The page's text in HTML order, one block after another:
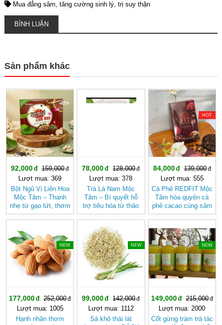
Mua đẳng sâm tăng cường sinh lý trị suy thận
BÌNH LUẬN
Sản phẩm khác
-42%
92,000
159,000
Lượt mua: 369
Bột Ngũ Vị Liên Hoa
Mộc Tâm – Thanh
nhẹ từ gạo lứt, thơm
bùi vị hạt sen
-39%
78,000
128,000
Lượt mua: 378
Trà Lá Nam Mộc
Tâm – Bí quyết hỗ
trợ tiêu hóa từ thảo
mộc tự nhiên
-39%
HOT
84,000
139,000
Lượt mua: 555
Cà Phê REDFIT Mộc
Tâm hòa quyện cà
phê cacao cùng sâm
và củ dền dễ uống
NEW
177,000
252,000
Lượt mua: 1005
Hạnh nhân thơm
NEW
99,000
142,000
Lượt mua: 1112
Sả khô thái lát
-30%
NEW
149,000
215,000
Lượt mua: 2000
Cốt gừng tràm trà tác